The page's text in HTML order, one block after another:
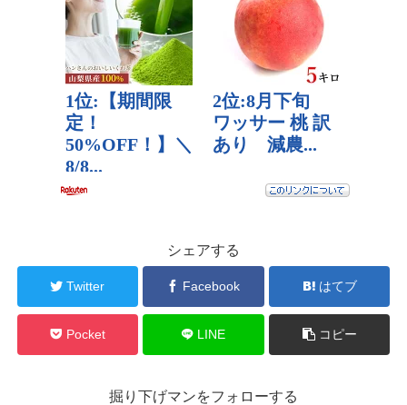
シェアする
Twitter Facebook はてブ
Pocket LINE コピー
掘り下げマンをフォローする